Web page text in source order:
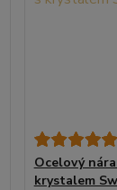
Ocelový
krystalem